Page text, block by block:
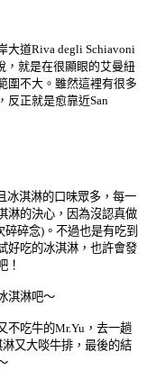
大道Riva degli Schiavoni
，就是在很顯眼的艾曼紐
圍不大。雖然這裡有很多
反正就是愈靠近San
冰淇淋的口味眾多，每一
淋的決心，因為沒認真做
碎碎念)。不過也是有吃到
好吃的冰淇淋，也許會發
！
淇淋吧～
不吃牛的Mr.Yu，去一趟
又大啖牛排，最後的結